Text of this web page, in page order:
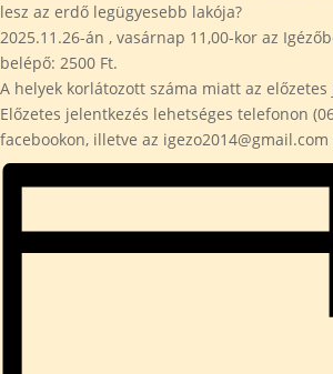
lesz az erdő legügyesebb lakója?
2025.11.26-án , vasárnap 11,00-kor az
belépő: 2500 Ft.
A helyek korlátozott száma miatt az
Előzetes jelentkezés lehetséges telefonon
facebookon, illetve az